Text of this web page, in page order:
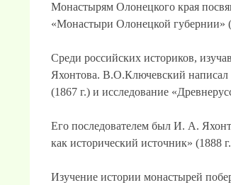
Монастырям Олонецкого края
«Монастыри Олонецкой губернии»
Среди российских историков,
Яхонтова. В.О.Ключевский написал
(1867 г.) и исследование
Его последователем был И. А.
как исторический источник» (1888
Изучение истории монастырей